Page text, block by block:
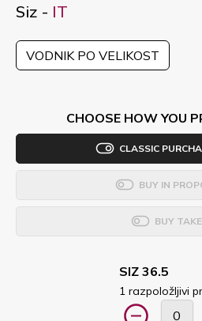
Siz - IT
VODNIK PO VELIKOST
CHOOSE HOW YOU
CLASSIC
BUY IN
BUY
SIZ 36.5
1 razpoložljivi